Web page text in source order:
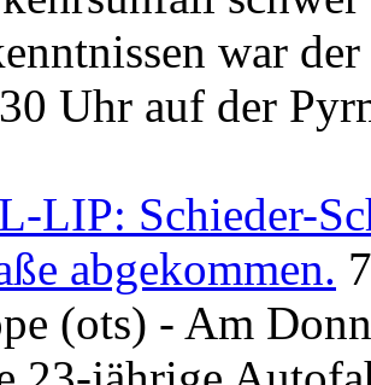
war
Uhr auf der
LIP: Schieder-
abgekommen.
(ots) - Am